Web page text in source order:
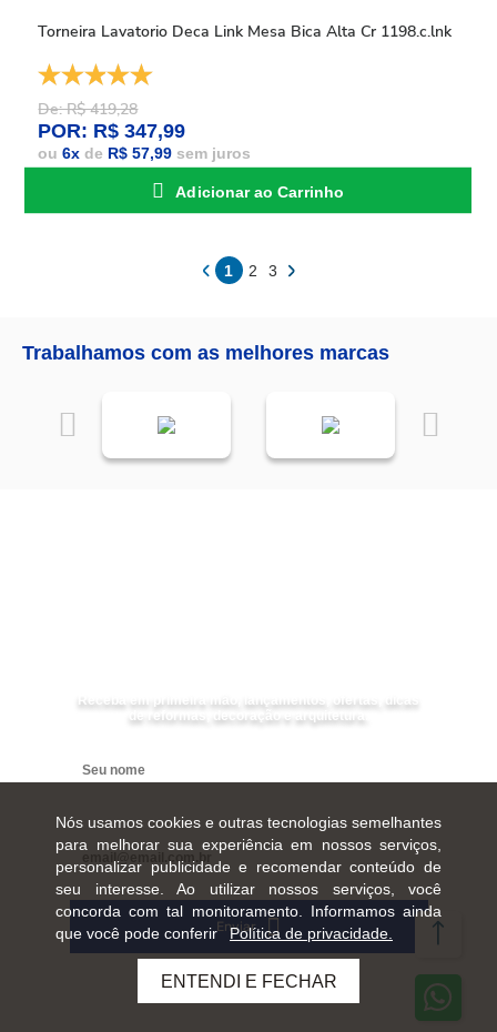
Torneira Lavatorio Deca Link Mesa Bica Alta Cr 1198.c.lnk
De: R$ 419,28
POR: R$ 347,99
ou6x de R$ 57,99 sem juros
Adicionar ao Carrinho
1 2 3
Trabalhamos com as melhores marcas
Receba em primeira mão, lançamentos, ofertas, dicas
de reformas, decoração e arquitetura.
Digite seu e-mail
Enviar
Nós usamos cookies e outras tecnologias semelhantes
para melhorar sua experiência em nossos serviços,
personalizar publicidade e recomendar conteúdo de
seu interesse. Ao utilizar nossos serviços, você
concorda com tal monitoramento. Informamos ainda
que você pode conferir Política de privacidade.
ENTENDI E FECHAR